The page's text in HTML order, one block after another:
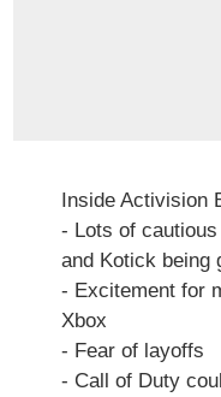
Inside Activision
- Lots of
and Kotick being
- Excitement for
Xbox
- Fear of layoffs
- Call of Duty